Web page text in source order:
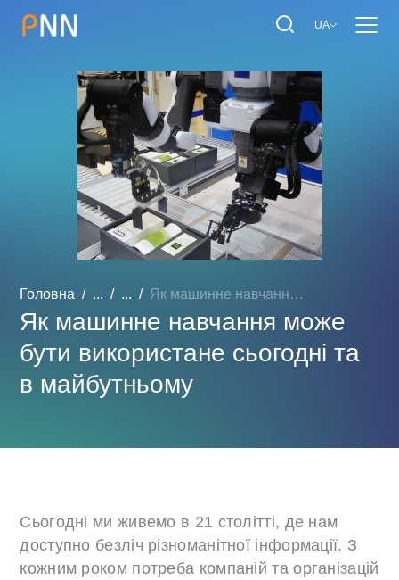
UA
Головна ... ... Як машинне навчання може ...
Як машинне навчання може
бути використане сьогодні та
в майбутньому
Сьогодні ми живемо в 21 столітті, де нам
доступно безліч різноманітної інформації. З
кожним роком потреба компаній та організацій